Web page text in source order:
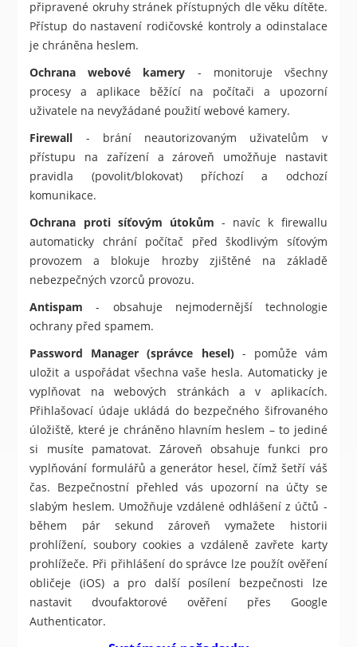
připravené okruhy stránek přístupných dle věku dítěte.
Přístup do nastavení rodičovské kontroly a odinstalace
je chráněna heslem.
Ochrana webové kamery - monitoruje všechny
procesy a aplikace běžící na počítači a upozorní
uživatele na nevyžádané použití webové kamery.
Firewall - brání neautorizovaným uživatelům v
přístupu na zařízení a zároveň umožňuje nastavit
pravidla (povolit/blokovat) příchozí a odchozí
komunikace.
Ochrana proti síťovým útokům - navíc k firewallu
automaticky chrání počítač před škodlivým síťovým
provozem a blokuje hrozby zjištěné na základě
nebezpečných vzorců provozu.
Antispam - obsahuje nejmodernější technologie
ochrany před spamem.
Password Manager (správce hesel)- pomůže vám
uložit a uspořádat všechna vaše hesla. Automaticky je
vyplňovat na webových stránkách a v aplikacích.
Přihlašovací údaje ukládá do bezpečného šifrovaného
úložiště, které je chráněno hlavním heslem – to jediné
si musíte pamatovat. Zároveň obsahuje funkci pro
vyplňování formulářů a generátor hesel, čímž šetří váš
čas. Bezpečnostní přehled vás upozorní na účty se
slabým heslem. Umožňuje vzdálené odhlášení z účtů -
během pár sekund zároveň vymažete historii
prohlížení, soubory cookies a vzdáleně zavřete karty
prohlížeče. Při přihlášení do správce lze použít ověření
obličeje (iOS) a pro další posílení bezpečnosti lze
nastavit dvoufaktorové ověření přes Google
Authenticator.